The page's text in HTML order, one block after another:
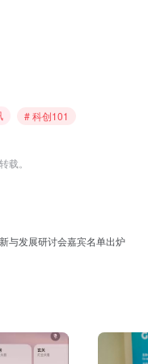
# 科创101
载。
与发展研讨会嘉宾名单出炉